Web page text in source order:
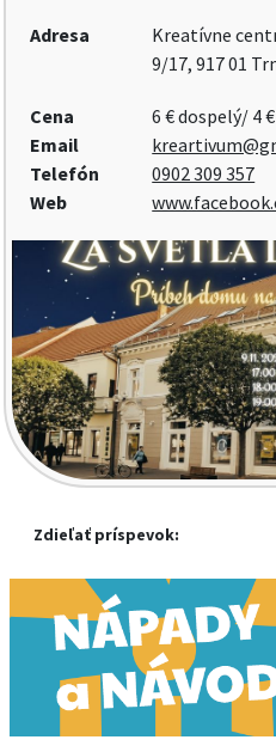
Adresa
Kreatívne
9/17, 917 01
Cena
6 € dospelý/ 4
Email
Telefón
0902 309 357
Web
Zdieľať príspevok: